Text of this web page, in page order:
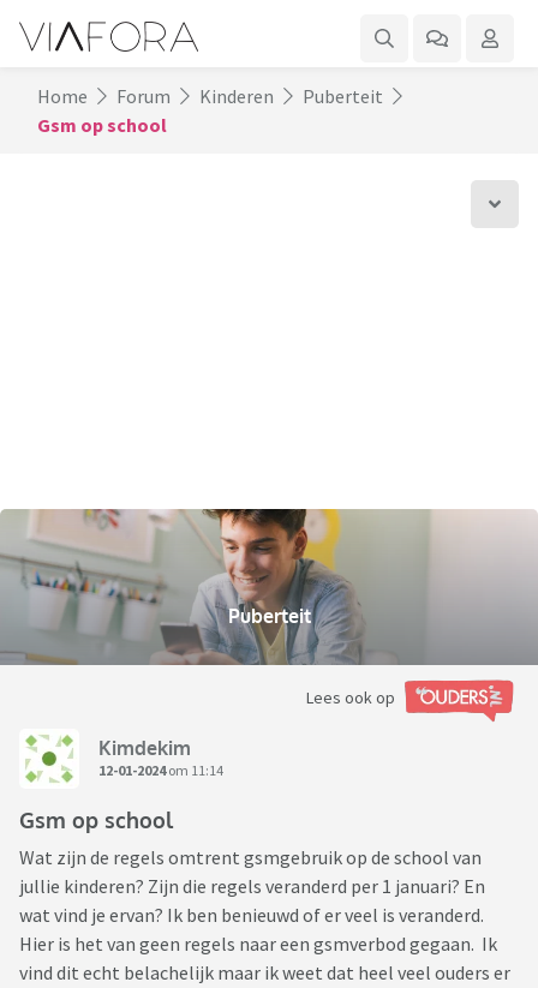
Home Forum Kinderen
Puberteit
Gsm op school
Puberteit
Lees ook op
Kimdekim
12-01-2024om 11:14
Gsm op school
Wat zijn de regels omtrent gsmgebruik op de school van
jullie kinderen? Zijn die regels veranderd per 1 januari? En
wat vind je ervan? Ik ben benieuwd of er veel is veranderd.
Hier is het van geen regels naar een gsmverbod gegaan. Ik
vind dit echt belachelijk maar ik weet dat heel veel ouders er